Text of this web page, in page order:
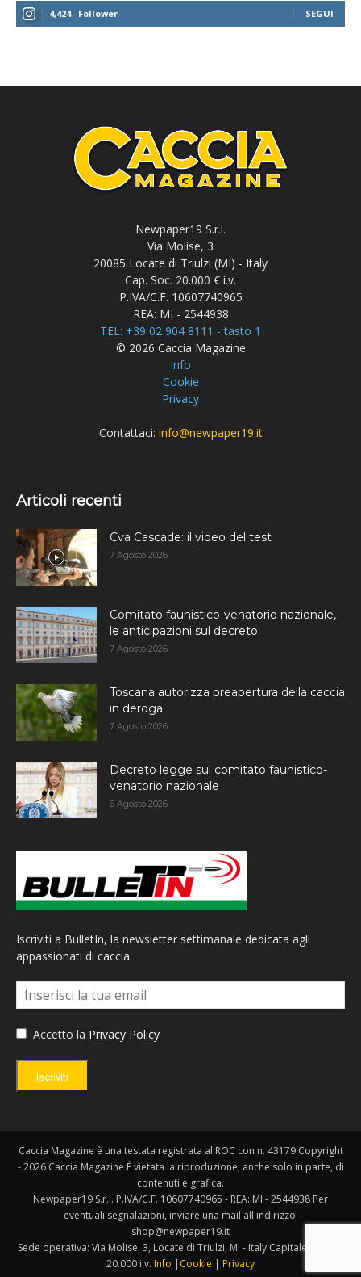
4,424 Follower SEGUI
Newpaper19 S.r.l.
Via Molise, 3
20085 Locate di Triulzi (MI) - Italy
Cap. Soc. 20.000 € i.v.
P.IVA/C.F. 10607740965
REA: MI - 2544938
TEL: +39 02 904 8111 - tasto 1
© 2026 Caccia Magazine
Info
Cookie
Privacy
Contattaci: info@newpaper19.it
Articoli recenti
Cva Cascade: il video del test
7 Agosto 2026
Comitato faunistico-venatorio nazionale,
le anticipazioni sul decreto
7 Agosto 2026
Toscana autorizza preapertura della caccia
in deroga
7 Agosto 2026
Decreto legge sul comitato faunistico-
venatorio nazionale
6 Agosto 2026
Iscriviti a BulletIn, la newsletter settimanale dedicata agli
appassionati di caccia.
Accetto la Privacy Policy
Iscriviti
Caccia Magazine è una testata registrata al ROC con n. 43179 Copyright
- 2026 Caccia Magazine È vietata la riproduzione, anche solo in parte, di
contenuti e grafica.
Newpaper19 S.r.l. P.IVA/C.F. 10607740965 - REA: MI - 2544938 Per
eventuali segnalazioni, inviare una mail all'indirizzo:
shop@newpaper19.it
Sede operativa: Via Molise, 3, Locate di Triulzi, MI - Italy Capitale Sociale:
20.000 i.v. Info | Cookie | Privacy